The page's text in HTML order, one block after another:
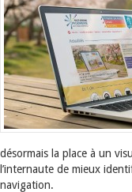
désormais la place à un
l’internaute de mieux
navigation.